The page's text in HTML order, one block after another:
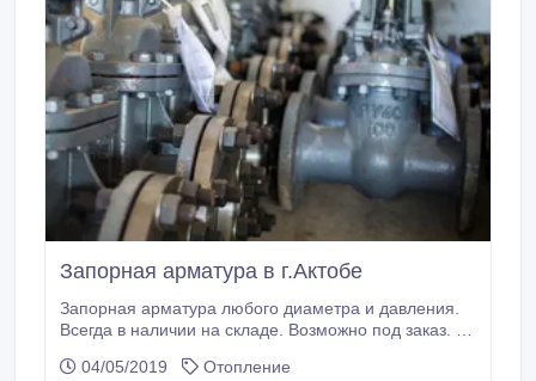
Запорная арматура в г.Актобе
Запорная арматура любого диаметра и давления.
Всегда в наличии на складе. Возможно под заказ. У
04/05/2019
Отопление